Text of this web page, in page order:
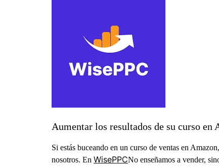
Aumentar los resultados de su curso en
Si estás buceando en un curso de ventas en
nosotros. En WisePPCNo enseñamos a vender,